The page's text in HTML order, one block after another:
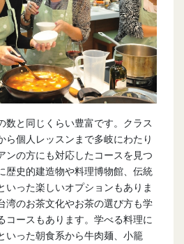
数と同じくらい豊富です。クラス
ら個人レッスンまで多岐にわたり
ンの方にも対応したコースを見つ
歴史的建造物や料理博物館、伝統
いった楽しいオプションもありま
湾のお茶文化やお茶の選び方も学
コースもあります。学べる料理に
いった朝食系から牛肉麺、小籠